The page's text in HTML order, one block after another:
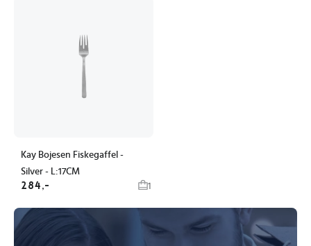
Kay Bojesen Fiskegaffel -
Silver - L:17CM
284,- 1